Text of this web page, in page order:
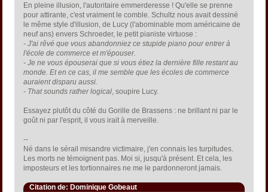
En pleine illusion, l'autoritaire emmerderesse ! Qu'elle se prenne
pour attirante, c'est vraiment le comble. Schultz nous avait dessiné
le même style d'illusion, de Lucy (l'abominable mom américaine de
neuf ans) envers Schroeder, le petit pianiste virtuose :
- J'ai rêvé que vous abandonniez ce stupide piano pour entrer à
l'école de commerce et m'épouser.
- Je ne vous épouserai que si vous étiez la dernière fille restant au
monde. Et en ce cas, il me semble que les écoles de commerce
auraient disparu aussi.
- That sounds rather logical, soupire Lucy.
Essayez plutôt du côté du Gorille de Brassens : ne brillant ni par le
goût ni par l'esprit, il vous irait à merveille.
--
Né dans le sérail misandre victimaire, j'en connais les turpitudes.
Les morts ne témoignent pas. Moi si, jusqu'à présent. Et cela, les
imposteurs et les tortionnaires ne me le pardonneront jamais.
Citation de: Dominique Gobeaut